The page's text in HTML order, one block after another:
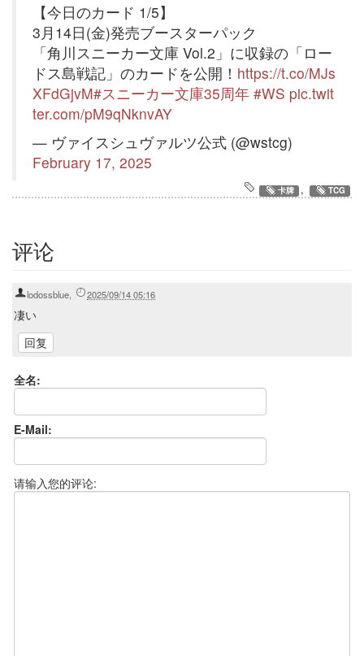
【今日のカード 1/5】
3月14日(金)発売ブースターパック
「角川スニーカー文庫 Vol.2」に収録の「ロー
ドス島戦記」のカードを公開！ https://t.co/MJs
XFdGjvM#スニーカー文庫35周年 #WS pic.twit
ter.com/pM9qNknvAY
— ヴァイスシュヴァルツ公式 (@wstcg)
February 17, 2025
卡牌 , TCG
评论
lodossblue 2025/09/14 05:16
凄い
全名:
E-Mail:
请输入您的评论: